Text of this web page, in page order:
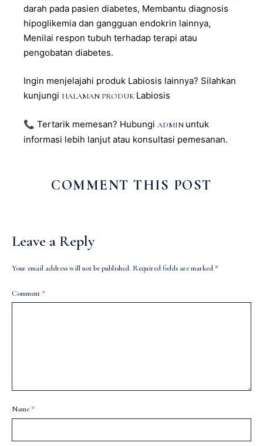
darah pada pasien diabetes, Membantu diagnosis
hipoglikemia dan gangguan endokrin lainnya,
Menilai respon tubuh terhadap terapi atau
pengobatan diabetes.
Ingin menjelajahi produk Labiosis lainnya? Silahkan
kunjungi HALAMAN PRODUK Labiosis
📞 Tertarik memesan? Hubungi ADMIN untuk
informasi lebih lanjut atau konsultasi pemesanan.
COMMENT THIS POST
Leave a Reply
Your email address will not be published. Required fields are marked *
Comment *
Name *